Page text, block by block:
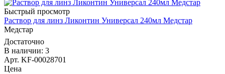
Быстрый просмотр
Раствор для линз Ликонтин Универсал 240мл Медстар
Медстар
Достаточно
В наличии: 3
Арт. KF-00028701
Цена